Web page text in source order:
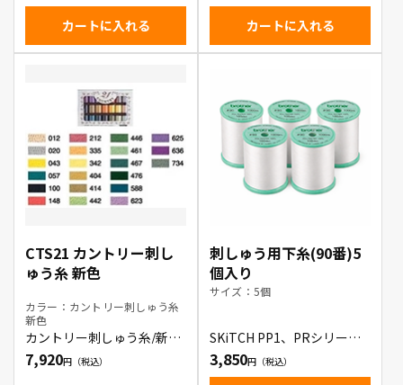
カートに入れる カートに入れる
CTS21 カントリー刺し
ゅう糸 新色
カラー：カントリー刺しゅう糸
新色
カントリー刺しゅう糸/新色
21色セット
7,920
刺しゅう用下糸(90番)5
個入り
サイズ：5個
SKiTCH PP1、PRシリーズ
対応の刺しゅう用下糸90
番 5個入り
3,850